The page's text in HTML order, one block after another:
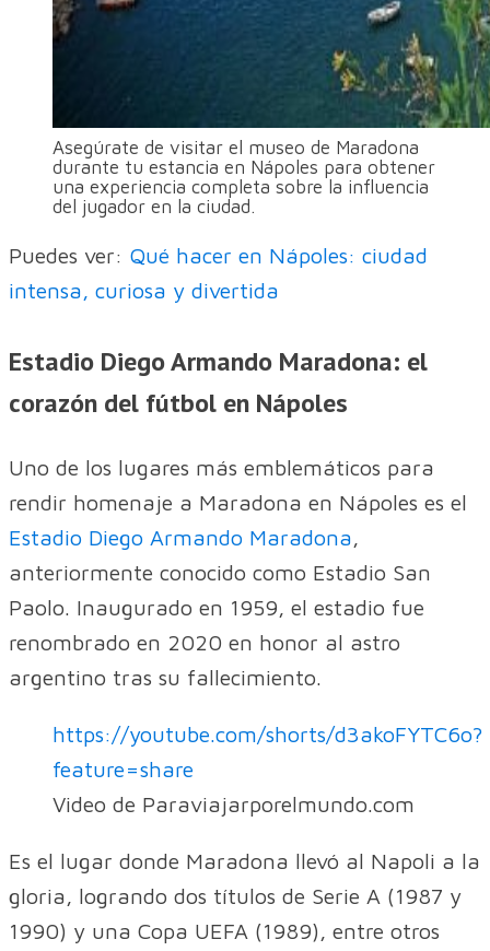
Asegúrate de visitar el museo de Maradona
durante tu estancia en Nápoles para obtener
una experiencia completa sobre la influencia
del jugador en la ciudad.
Puedes ver: Qué hacer en Nápoles: ciudad
intensa, curiosa y divertida
Estadio Diego Armando Maradona: el
corazón del fútbol en Nápoles
Uno de los lugares más emblemáticos para
rendir homenaje a Maradona en Nápoles es el
Estadio Diego Armando Maradona,
anteriormente conocido como Estadio San
Paolo. Inaugurado en 1959, el estadio fue
renombrado en 2020 en honor al astro
argentino tras su fallecimiento.
https://youtube.com/shorts/d3akoFYTC6o?
feature=share
Video de Paraviajarporelmundo.com
Es el lugar donde Maradona llevó al Napoli a la
gloria, logrando dos títulos de Serie A (1987 y
1990) y una Copa UEFA (1989), entre otros